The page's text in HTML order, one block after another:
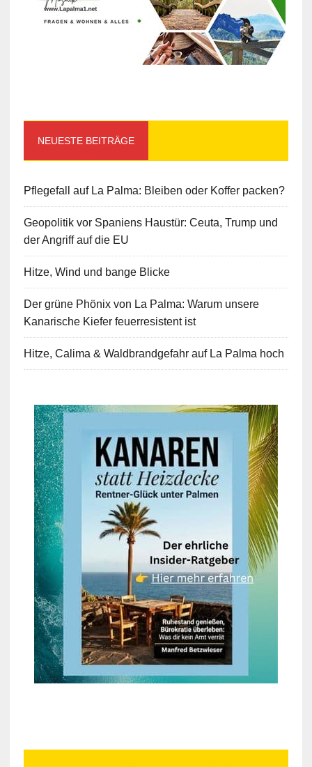
NEUESTE BEITRÄGE
Pflegefall auf La Palma: Bleiben oder Koffer packen?
Geopolitik vor Spaniens Haustür: Ceuta, Trump und
der Angriff auf die EU
Hitze, Wind und bange Blicke
Der grüne Phönix von La Palma: Warum unsere
Kanarische Kiefer feuerresistent ist
Hitze, Calima & Waldbrandgefahr auf La Palma hoch